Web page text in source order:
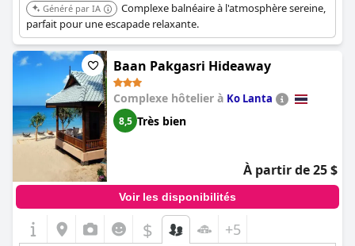
Généré par IA
Complexe balnéaire à l'atmosphère sereine,
parfait pour une escapade relaxante.
Baan Pakgasri Hideaway
Complexe hôtelier à Ko Lanta
8,5 Très bien
À partir de 25 $
Voir les disponibilités
$ +5